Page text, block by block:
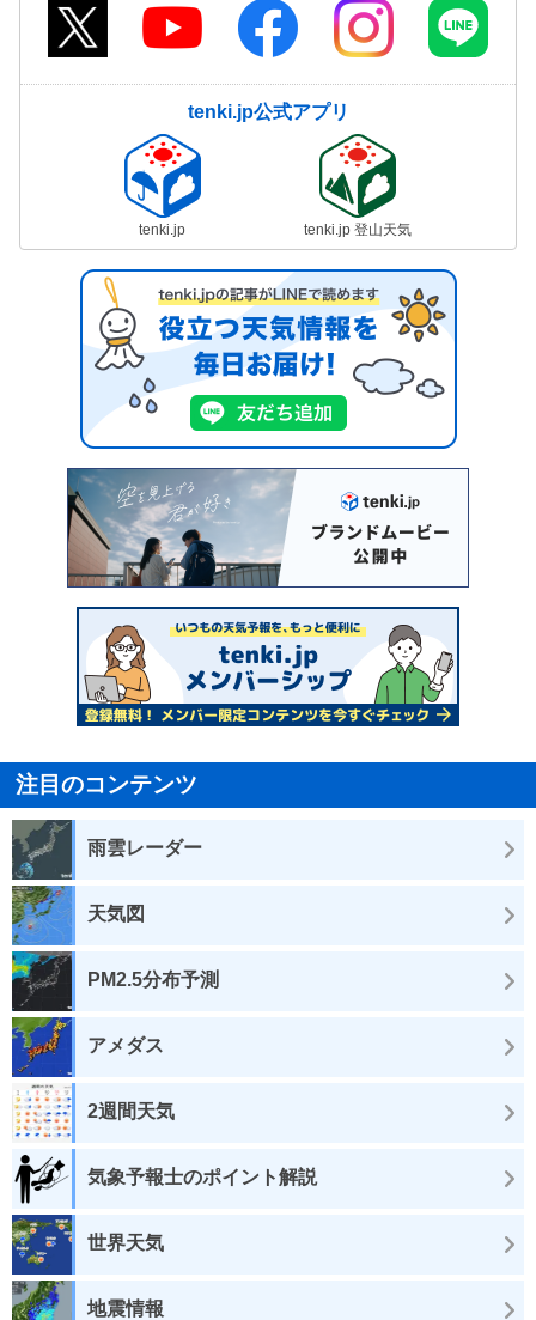
tenki.jp公式アプリ
tenki.jp tenki.jp 登山天気
注目のコンテンツ
雨雲レーダー
天気図
PM2.5分布予測
アメダス
2週間天気
気象予報士のポイント解説
世界天気
地震情報